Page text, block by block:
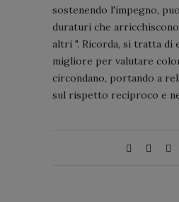
sostenendo l'impegno,
duraturi che
altri ". Ricorda, si tratta di
migliore per valutare
circondano, portando a
sul rispetto reciproco e